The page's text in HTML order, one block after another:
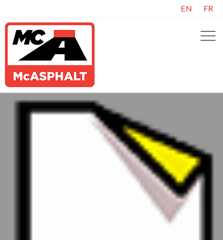
EN FR